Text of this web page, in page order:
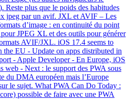
Reste plus que le poids des habitudes
jpeg par un avif. JXL et AVIF – Les
d’image : en continuité du point
JPEG XL et des outils pour générer
AVIF/JXL. iOS 17.4 seems to
the EU - Update on apps distributed in
- Apple Developer - En Europe, iOS
web - Next : le support des PWA sous
du DMA européen mais l’Europe
le sujet. What PWA Can Do Today :
possible de faire avec une PWA